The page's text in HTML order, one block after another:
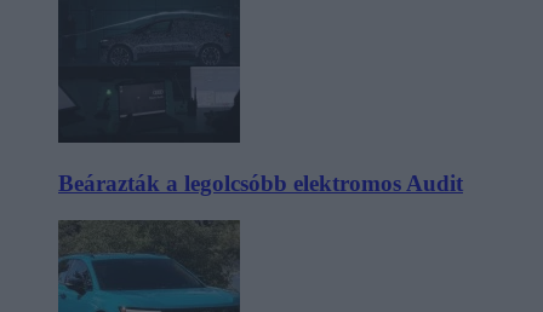
Beárazták a legolcsóbb elektromos Audit